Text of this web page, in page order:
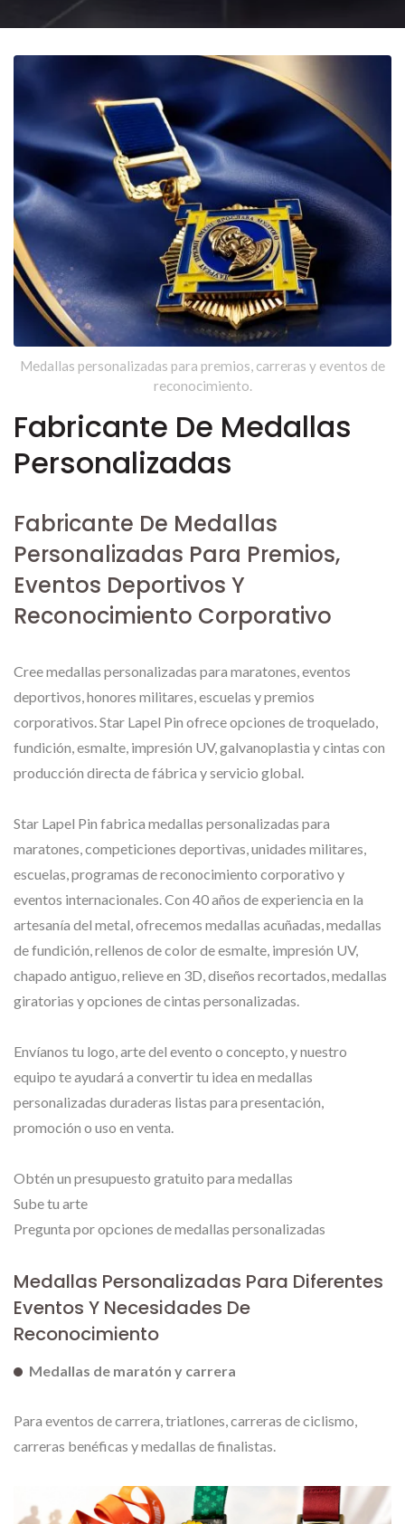
Medallas personalizadas para premios, carreras y eventos de
reconocimiento.
Fabricante De Medallas
Personalizadas
Fabricante De Medallas
Personalizadas Para Premios,
Eventos Deportivos Y
Reconocimiento Corporativo
Cree medallas personalizadas para maratones, eventos
deportivos, honores militares, escuelas y premios
corporativos. Star Lapel Pin ofrece opciones de troquelado,
fundición, esmalte, impresión UV, galvanoplastia y cintas con
producción directa de fábrica y servicio global.
Star Lapel Pin fabrica medallas personalizadas para
maratones, competiciones deportivas, unidades militares,
escuelas, programas de reconocimiento corporativo y
eventos internacionales. Con 40 años de experiencia en la
artesanía del metal, ofrecemos medallas acuñadas, medallas
de fundición, rellenos de color de esmalte, impresión UV,
chapado antiguo, relieve en 3D, diseños recortados, medallas
giratorias y opciones de cintas personalizadas.
Envíanos tu logo, arte del evento o concepto, y nuestro
equipo te ayudará a convertir tu idea en medallas
personalizadas duraderas listas para presentación,
promoción o uso en venta.
Obtén un presupuesto gratuito para medallas
Sube tu arte
Pregunta por opciones de medallas personalizadas
Medallas Personalizadas Para Diferentes
Eventos Y Necesidades De
Reconocimiento
Medallas de maratón y carrera
Para eventos de carrera, triatlones, carreras de ciclismo,
carreras benéficas y medallas de finalistas.